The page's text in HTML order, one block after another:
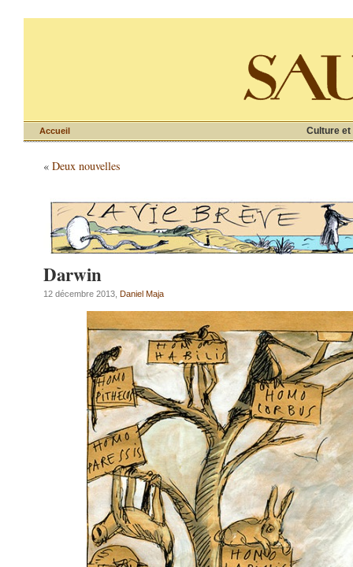
Culture et
Accueil
« Deux nouvelles
Darwin
12 décembre 2013, Daniel Maja